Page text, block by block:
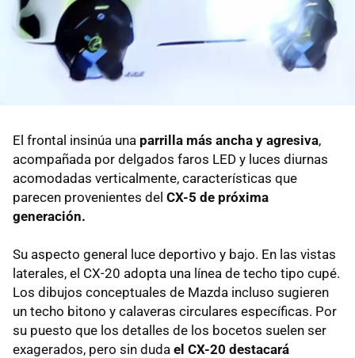
El frontal insinúa una parrilla más ancha y agresiva,
acompañada por delgados faros LED y luces diurnas
acomodadas verticalmente, características que
parecen provenientes del CX-5 de próxima
generación.
Su aspecto general luce deportivo y bajo. En las vistas
laterales, el CX-20 adopta una línea de techo tipo cupé.
Los dibujos conceptuales de Mazda incluso sugieren
un techo bitono y calaveras circulares específicas. Por
su puesto que los detalles de los bocetos suelen ser
exagerados, pero sin duda el CX-20 destacará